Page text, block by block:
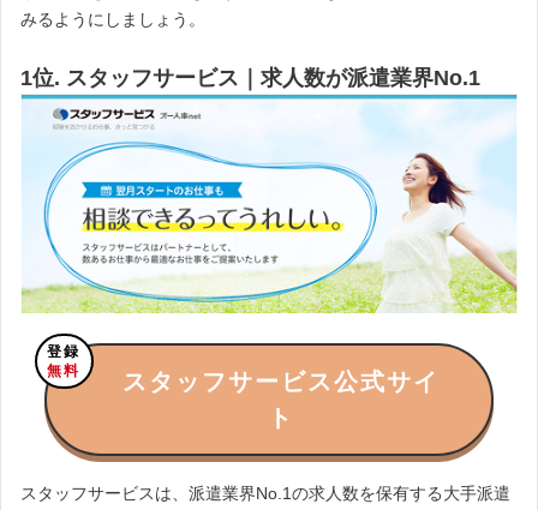
みるようにしましょう。
1位. スタッフサービス｜求人数が派遣業界No.1
登録
無料
スタッフサービス公式サイ
ト
スタッフサービスは、派遣業界No.1の求人数を保有する大手派遣